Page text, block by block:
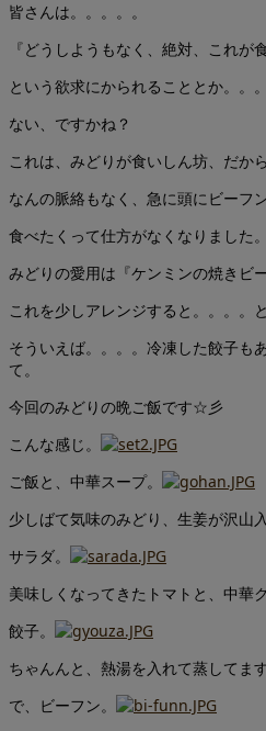
皆さんは。。。。。
『どうしようもなく、絶対、これが
という欲求にかられることとか。。。
ない、ですかね？
これは、みどりが食いしん坊、だか
なんの脈絡もなく、急に頭にビーフ
食べたくって仕方がなくなりました。
みどりの愛用は『ケンミンの焼きビ
これを少しアレンジすると。。。。
そういえば。。。。冷凍した餃子も
て。
今回のみどりの晩ご飯です☆彡
こんな感じ。
ご飯と、中華スープ。
少しばて気味のみどり、生姜が沢山
サラダ。
美味しくなってきたトマトと、中華
餃子。
ちゃんんと、熱湯を入れて蒸してま
で、ビーフン。